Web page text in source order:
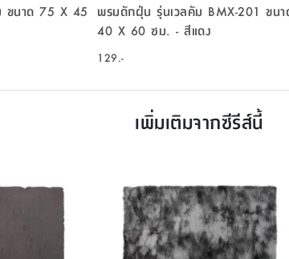
ขนาด 75 X 45
พรมดักฝุ่น รุ่นเวลคัม BMX-201 ขนา
40 X 60 ซม. - สีแดง
129.-
เพิ่มเติมจากซีรีส์นี้